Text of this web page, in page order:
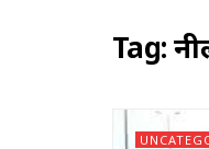
Tag: